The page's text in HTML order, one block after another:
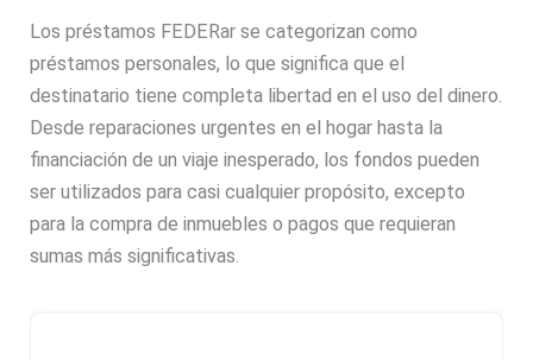
Los préstamos FEDERar se categorizan como
préstamos personales, lo que significa que el
destinatario tiene completa libertad en el uso del dinero.
Desde reparaciones urgentes en el hogar hasta la
financiación de un viaje inesperado, los fondos pueden
ser utilizados para casi cualquier propósito, excepto
para la compra de inmuebles o pagos que requieran
sumas más significativas.